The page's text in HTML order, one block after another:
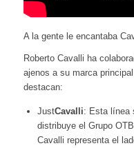
A la gente le encantaba
Roberto Cavalli ha
ajenos a su marca
destacan:
JustCavalli: Esta línea
distribuye el Grupo
Cavalli representa el